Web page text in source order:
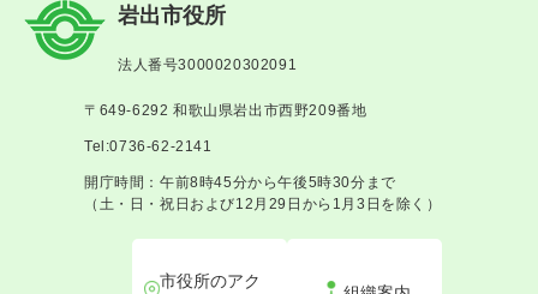
岩出市役所
法人番号3000020302091
〒649-6292 和歌山県岩出市西野209番地
Tel:0736-62-2141
開庁時間：午前8時45分から午後5時30分まで
（土・日・祝日および12月29日から1月3日を除く）
市役所のアク